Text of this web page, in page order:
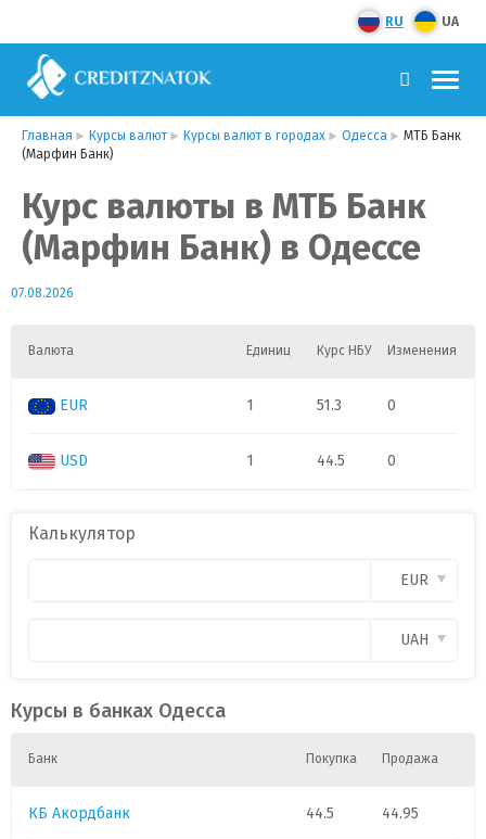
RU UA
Главная Курсы валют Курсы валют в городах Одесса
МТБ Банк
(Марфин Банк)
Курс валюты в МТБ Банк
(Марфин Банк) в Одессе
07.08.2026
Валюта Единиц Курс НБУ Изменения
EUR 1 51.3 0
USD 1 44.5 0
Калькулятор
EUR
UAH
Курсы в банках Одесса
Банк Покупка Продажа
КБ Акордбанк 44.5 44.95